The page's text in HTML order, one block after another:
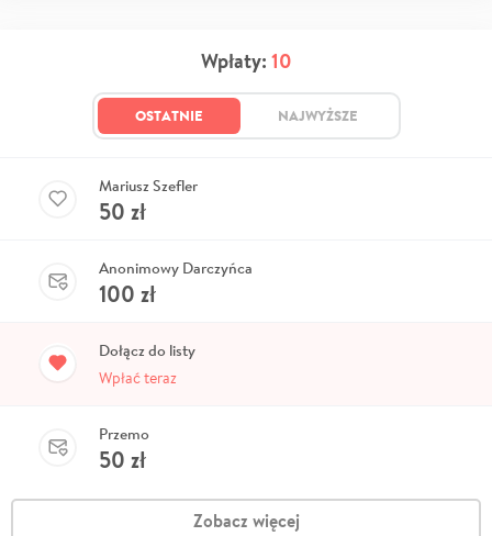
Wpłaty: 10
OSTATNIE NAJWYŻSZE
Mariusz Szefler
50 zł
Anonimowy Darczyńca
100 zł
Dołącz do listy
Wpłać teraz
Przemo
50 zł
Zobacz więcej